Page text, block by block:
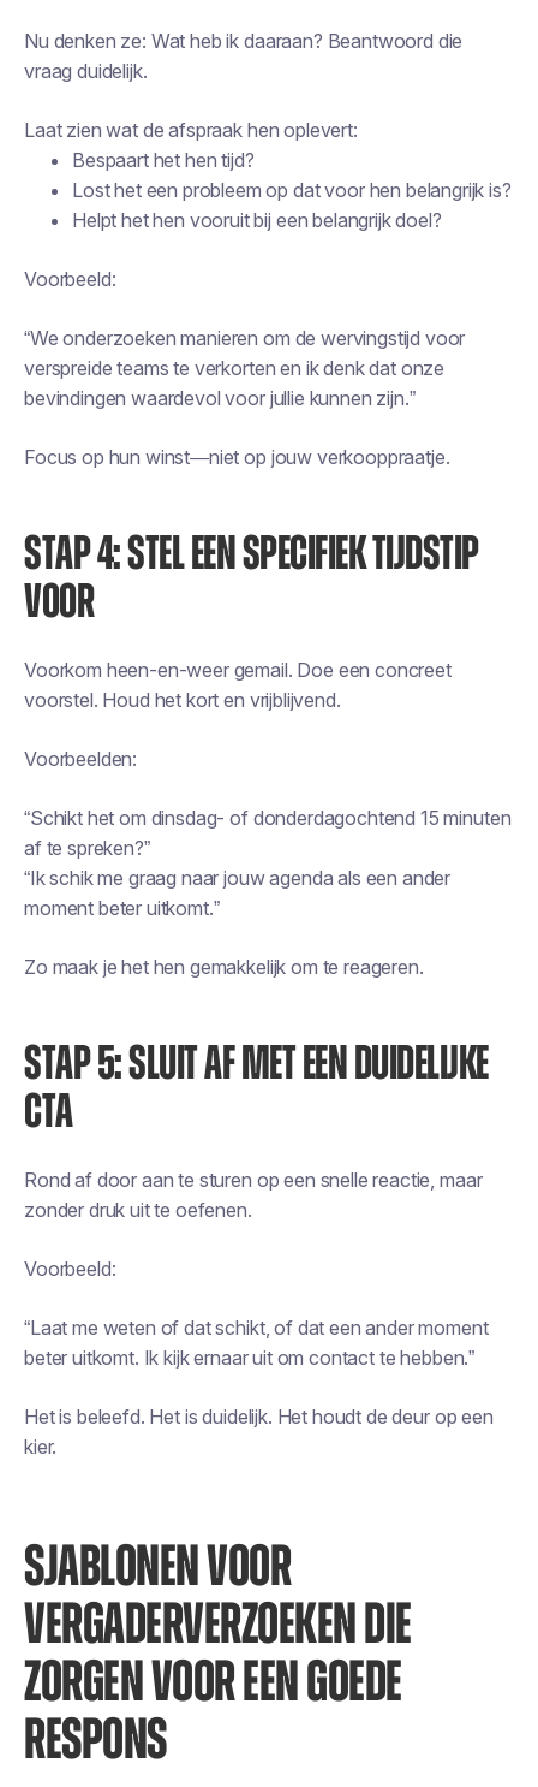
Nu denken ze: Wat heb ik daaraan? Beantwoord die
vraag duidelijk.
Laat zien wat de afspraak hen oplevert:
Bespaart het hen tijd?
Lost het een probleem op dat voor hen belangrijk is?
Helpt het hen vooruit bij een belangrijk doel?
Voorbeeld:
“We onderzoeken manieren om de wervingstijd voor
verspreide teams te verkorten en ik denk dat onze
bevindingen waardevol voor jullie kunnen zijn.”
Focus op hun winst—niet op jouw verkooppraatje.
STAP 4: STEL EEN SPECIFIEK TIJDSTIP
VOOR
Voorkom heen-en-weer gemail. Doe een concreet
voorstel. Houd het kort en vrijblijvend.
Voorbeelden:
“Schikt het om dinsdag- of donderdagochtend 15 minuten
af te spreken?”
“Ik schik me graag naar jouw agenda als een ander
moment beter uitkomt.”
Zo maak je het hen gemakkelijk om te reageren.
STAP 5: SLUIT AF MET EEN DUIDELIJKE
CTA
Rond af door aan te sturen op een snelle reactie, maar
zonder druk uit te oefenen.
Voorbeeld:
“Laat me weten of dat schikt, of dat een ander moment
beter uitkomt. Ik kijk ernaar uit om contact te hebben.”
Het is beleefd. Het is duidelijk. Het houdt de deur op een
kier.
SJABLONEN VOOR
VERGADERVERZOEKEN DIE
ZORGEN VOOR EEN GOEDE
RESPONS